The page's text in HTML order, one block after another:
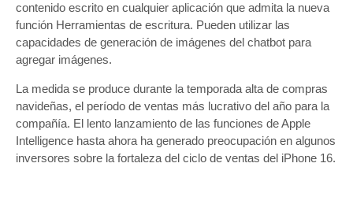
contenido escrito en cualquier aplicación que admita la nueva
función Herramientas de escritura. Pueden utilizar las
capacidades de generación de imágenes del chatbot para
agregar imágenes.
La medida se produce durante la temporada alta de compras
navideñas, el período de ventas más lucrativo del año para la
compañía. El lento lanzamiento de las funciones de Apple
Intelligence hasta ahora ha generado preocupación en algunos
inversores sobre la fortaleza del ciclo de ventas del iPhone 16.